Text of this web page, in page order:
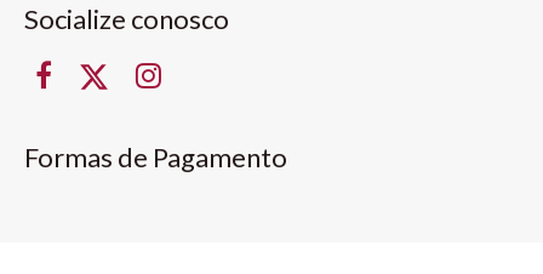
Socialize conosco
Formas de Pagamento